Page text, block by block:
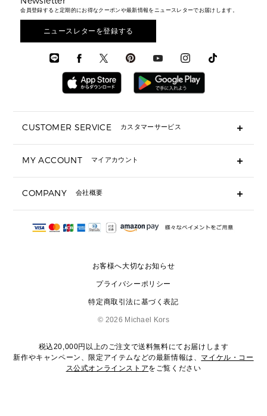
ウェア
アクセサリー
メンズ バッグ
メンズ 財布・小物
メンズ シューズ
メンズ ウェア
メンズ 時計・その他
メンズ財布・小物
メンズアクセサリー
メンズウェア
3 IN 1 / 2 IN 1 バッグ
▶ メンズすべて
▶ メンズすべて
▶ バッグすべて
通勤・通学アイテム
3 IN 1 バッグ
ミニ財布・フラグメントケース
▶ 小物すべて
定期ケース・カードケース・名刺入れ
サンダル
スニーカー
▶ ウェア
財布・小物
時計・ジュエリー
アクセサリー
エディターレビュー
会員登録すると定期的にお得なクーポンや最新情報をニュースレターでお届けします。
ニュースレターを登録する
CUSTOMER SERVICE カスタマーサービス
ギフト用にラッピングができますか？
ショッピングバッグを購入商品分送ってもらえますか？
注文後に完了メールが受信できないのですが？
サイズ交換はできますか？
MY ACCOUNT マイアカウント
COMPANY 会社概要
会社概要
お客様へ大切なお知らせ
プライバシーポリシー
特定商取引法に基づく表記
© 2026 Michael Kors
税込20,000円以上のご注文で送料無料にてお届けします
新作やキャンペーン、限定アイテムなどの最新情報は、 マイケル・コー
ス公式オンラインストアをご覧ください